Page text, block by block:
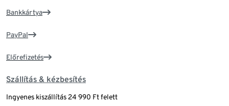
Bankkártya
PayPal
Előrefizetés
Szállítás & kézbesítés
Ingyenes kiszállítás 24 990 Ft felett